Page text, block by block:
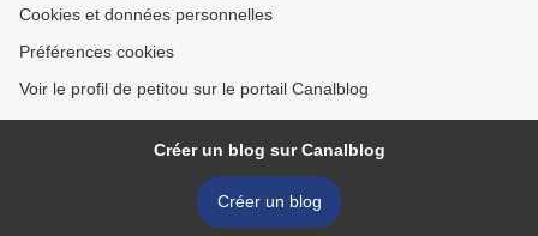
Cookies et données personnelles
Préférences cookies
Voir le profil de petitou sur le portail Canalblog
Créer un blog sur Canalblog
Créer un blog